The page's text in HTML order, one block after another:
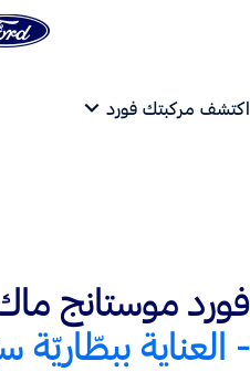
اكتشف مركبتك فورد
فورد موستانج
- العناية ببطّاريّة